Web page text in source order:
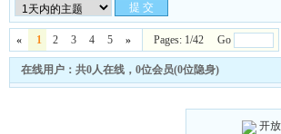
« 1 2 3 4 5 » Pages: 1/42 Go
在线用户：共0人在线，0位会员(0位隐身)
开